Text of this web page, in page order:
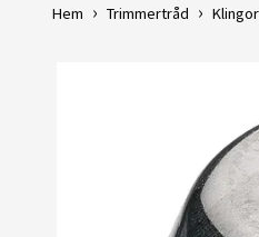
Hem Trimmertråd